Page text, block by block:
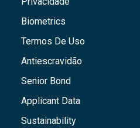
Biometrics
Termos De Uso
Antiescravidão
Senior Bond
Applicant Data
Sustainability